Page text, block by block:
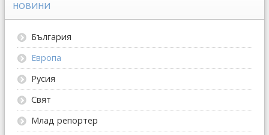
НОВИНИ
България
Европа
Русия
Свят
Млад репортер